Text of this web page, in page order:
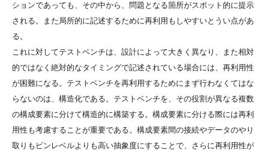
ションであっても、その中から、問題となる箇所がスポット的に提示
される。また局所的に記述するために再利用もしやすいとうい点があ
る。
これに対してテストベンチは、設計によって大きく異なり、また相対
的ではなく絶対的なタイミングで記述されている場合には、再利用性
が困難になる。テストベンチを再利用するためにまず行わなくてはな
らないのは、構造化である。テストベンチを、その役割が異なる複数
の構成要素に分けて構造的に構築する。構成要素に分ける際には再利
用性も考慮することが重要である。構成要素間の接続やデータのやり
取りもピンレベルよりも高い抽象度にすることで、さらに再利用性が